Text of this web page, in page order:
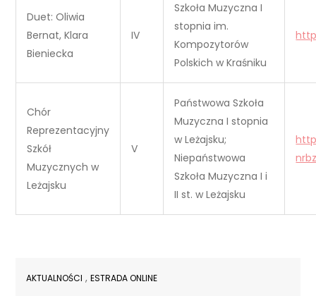
Duet: Oliwia
Bernat, Klara
Bieniecka
IV
Szkoła Muzyczna I
stopnia im.
Kompozytorów
Polskich w Kraśniku
Chór
Reprezentacyjny
Szkół
Muzycznych w
Leżajsku
V
Państwowa Szkoła
Muzyczna I stopnia
w Leżajsku;
Niepaństwowa
Szkoła Muzyczna I i
II st. w Leżajsku
AKTUALNOŚCI ,ESTRADA ONLINE